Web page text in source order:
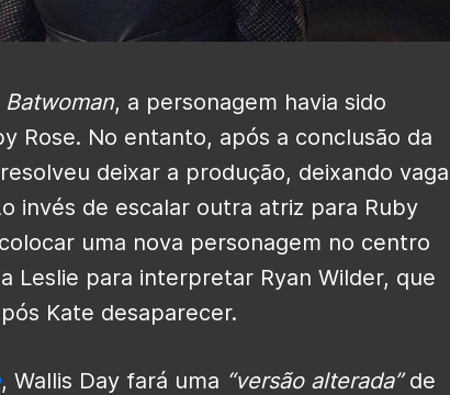
Batwoman, a personagem havia sido
Rose. No entanto, após a conclusão da
deixar a produção, deixando vaga
invés de escalar outra atriz para Ruby
uma nova personagem no centro
Leslie para interpretar Ryan Wilder, que
Kate desaparecer.
, Wallis Day fará uma “versão alterada”de